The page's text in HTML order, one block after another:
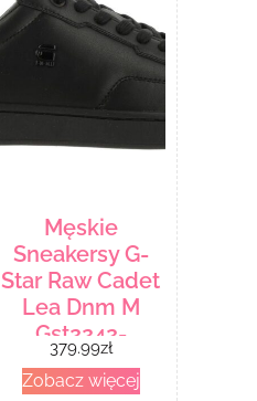
Męskie
Sneakersy G-
Star Raw Cadet
Lea Dnm M
Gst2242-
002521-0999 –
Czarny
379.99zł
Zobacz więcej